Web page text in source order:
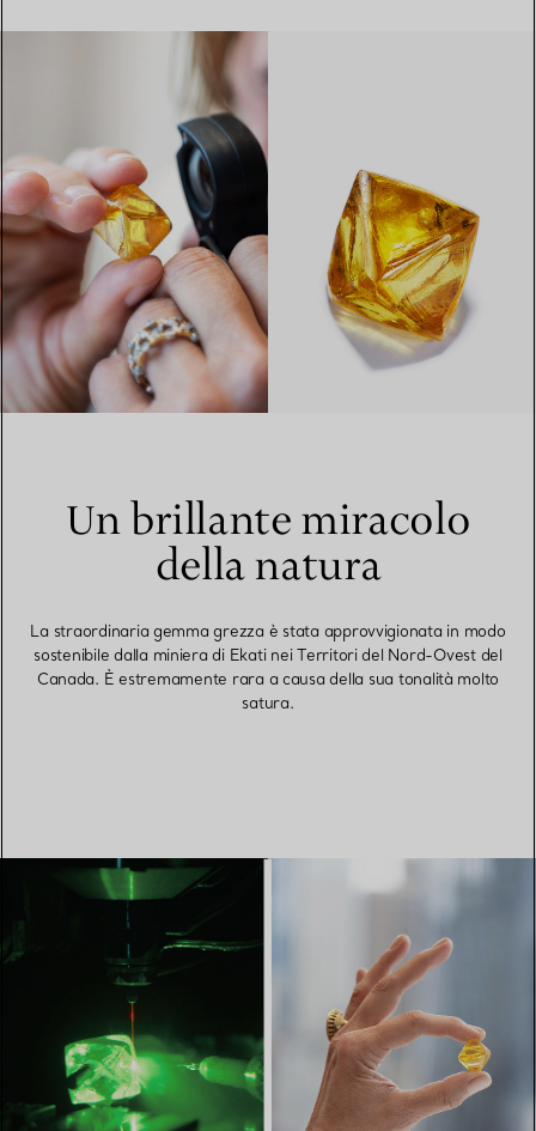
Un brillante miracolo
della natura
La straordinaria gemma grezza è stata approvvigionata in modo
sostenibile dalla miniera di Ekati nei Territori del Nord-Ovest del
Canada. È estremamente rara a causa della sua tonalità molto
satura.